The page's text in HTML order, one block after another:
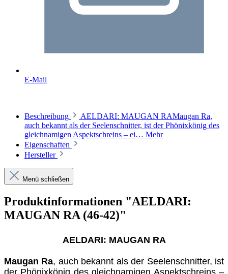
E-Mail
Beschreibung
AELDARI: MAUGAN RAMaugan Ra,
auch bekannt als der Seelenschnitter, ist der Phönixkönig des
gleichnamigen Aspektschreins – ei… Mehr
Eigenschaften
Hersteller
Menü schließen
Produktinformationen "AELDARI:
MAUGAN RA (46-42)"
AELDARI: MAUGAN RA
Maugan Ra, auch bekannt als der Seelenschnitter, ist